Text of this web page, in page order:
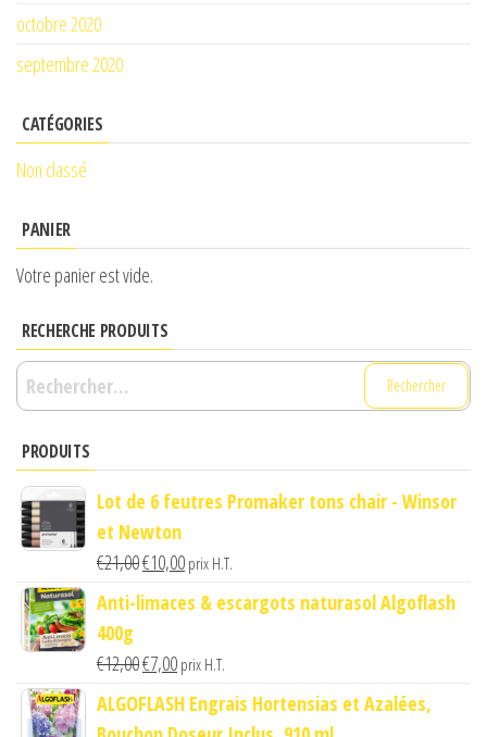
octobre 2020
septembre 2020
CATÉGORIES
Non classé
PANIER
Votre panier est vide.
RECHERCHE PRODUITS
Rechercher :
PRODUITS
Lot de 6 feutres Promaker tons chair - Winsor
et Newton
€21,00Le
prix
était :
€21,00.
€10,00Le
prix
est :
prix H.T.
Anti-limaces & escargots naturasol Algoflash
400g
€12,00Le
prix
initial
€7,00Le
prix
actuel
prix H.T.
ALGOFLASH Engrais Hortensias et Azalées,